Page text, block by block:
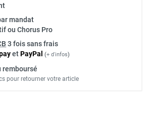
mandat
ou Chorus Pro
3 fois sans frais
etPayPal (+ d'infos)
remboursé
pour retourner votre article